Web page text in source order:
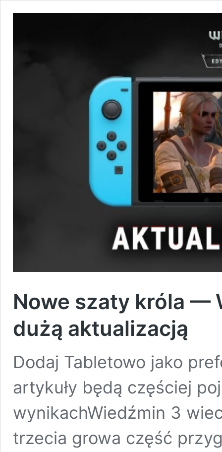
Nowe szaty króla —
dużą aktualizacją
Dodaj Tabletowo jako
artykuły będą częściej
wynikachWiedźmin 3
trzecia growa część